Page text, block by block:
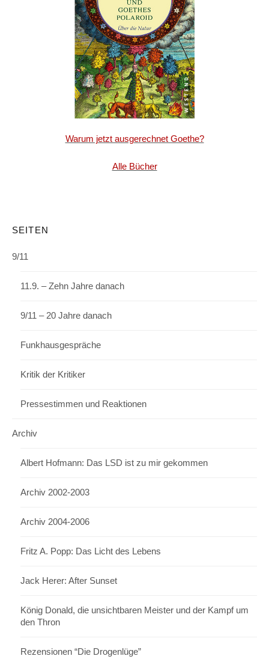
Warum jetzt ausgerechnet Goethe?
Alle Bücher
SEITEN
9/11
11.9. – Zehn Jahre danach
9/11 – 20 Jahre danach
Funkhausgespräche
Kritik der Kritiker
Pressestimmen und Reaktionen
Archiv
Albert Hofmann: Das LSD ist zu mir gekommen
Archiv 2002-2003
Archiv 2004-2006
Fritz A. Popp: Das Licht des Lebens
Jack Herer: After Sunset
König Donald, die unsichtbaren Meister und der Kampf um
den Thron
Rezensionen “Die Drogenlüge”